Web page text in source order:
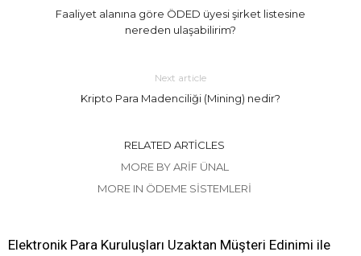
Faaliyet alanına göre ÖDED üyesi şirket listesine
nereden ulaşabilirim?
Next article
Kripto Para Madenciliği (Mining) nedir?
RELATED ARTICLES
MORE BY ARIF ÜNAL
MORE IN ÖDEME SISTEMLERI
Elektronik Para Kuruluşları Uzaktan Müşteri Edinimi ile